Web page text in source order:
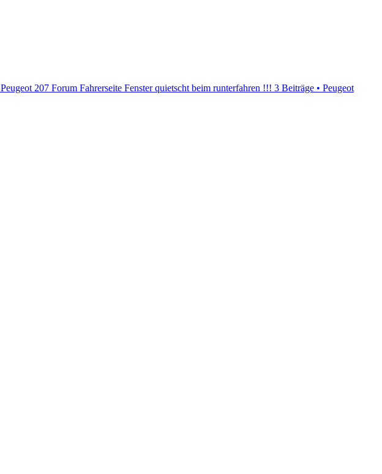
Peugeot 207 Forum Fahrerseite Fenster quietscht beim runterfahren !!! 3 Beiträge • Peugeot